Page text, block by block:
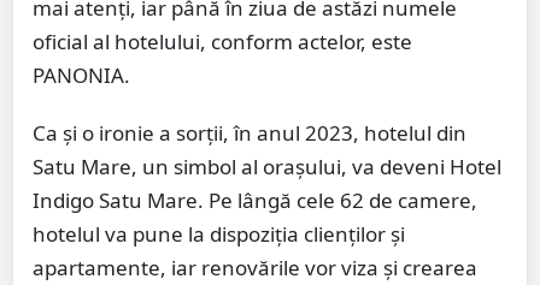
mai atenți, iar până în ziua de astăzi numele
oficial al hotelului, conform actelor, este
PANONIA.
Ca și o ironie a sorții, în anul 2023, hotelul din
Satu Mare, un simbol al orașului, va deveni Hotel
Indigo Satu Mare. Pe lângă cele 62 de camere,
hotelul va pune la dispoziția clienților și
apartamente, iar renovările vor viza și crearea